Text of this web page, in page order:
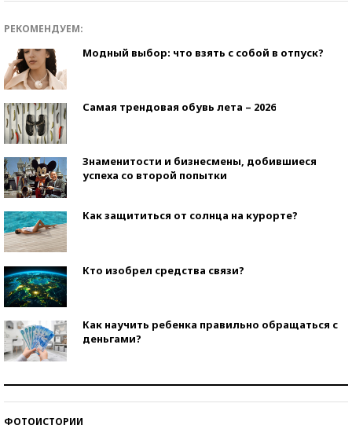
РЕКОМЕНДУЕМ:
Модный выбор: что взять с собой в отпуск?
Самая трендовая обувь лета – 2026
Знаменитости и бизнесмены, добившиеся
успеха со второй попытки
Как защититься от солнца на курорте?
Кто изобрел средства связи?
Как научить ребенка правильно обращаться с
деньгами?
ФОТОИСТОРИИ